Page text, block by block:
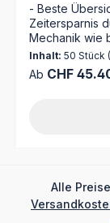
- Beste
Zeitersparnis
Mechanik wie
Germany Entdecken Sie die Ordnungsmappe 104023
von MAPPEI
Organisation
Mappe nicht
auch jede
minimal
befindende
mühelose
Inhalt: 50 Stück
Regulärer
Ab CHF
Alle